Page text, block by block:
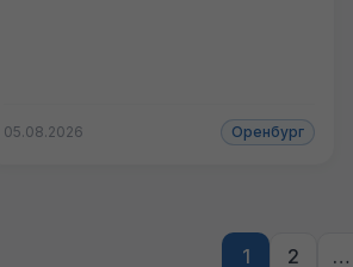
05.08.2026 Оренбург
1 2 …